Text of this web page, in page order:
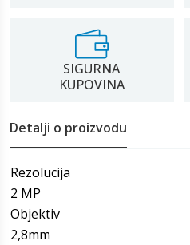
SIGURNA
KUPOVINA
Detalji o proizvodu
Rezolucija
2 MP
Objektiv
2,8mm